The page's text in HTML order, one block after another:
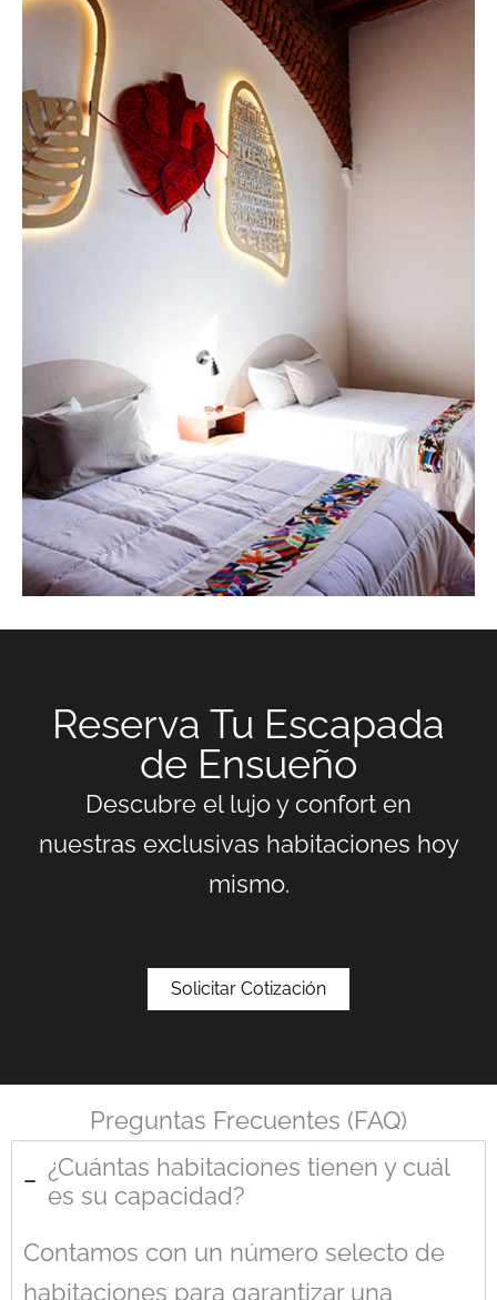
Reserva Tu Escapada
de Ensueño
Descubre el lujo y confort en
nuestras exclusivas habitaciones hoy
mismo.
Solicitar Cotización
Preguntas Frecuentes (FAQ)
¿Cuántas habitaciones tienen y cuál
es su capacidad?
Contamos con un número selecto de
habitaciones para garantizar una